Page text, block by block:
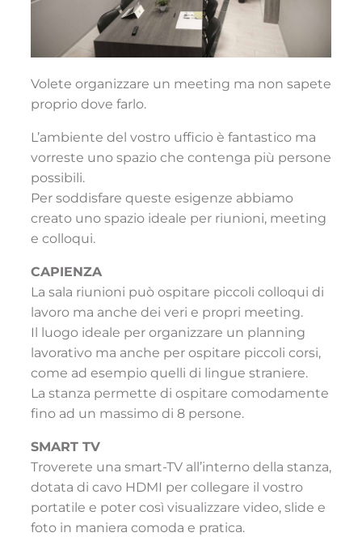
Volete organizzare un meeting ma non sapete
proprio dove farlo.
L’ambiente del vostro ufficio è fantastico ma
vorreste uno spazio che contenga più persone
possibili.
Per soddisfare queste esigenze abbiamo
creato uno spazio ideale per riunioni, meeting
e colloqui.
CAPIENZA
La sala riunioni può ospitare piccoli colloqui di
lavoro ma anche dei veri e propri meeting.
Il luogo ideale per organizzare un planning
lavorativo ma anche per ospitare piccoli corsi,
come ad esempio quelli di lingue straniere.
La stanza permette di ospitare comodamente
fino ad un massimo di 8 persone.
SMART TV
Troverete una smart-TV all’interno della stanza,
dotata di cavo HDMI per collegare il vostro
portatile e poter così visualizzare video, slide e
foto in maniera comoda e pratica.